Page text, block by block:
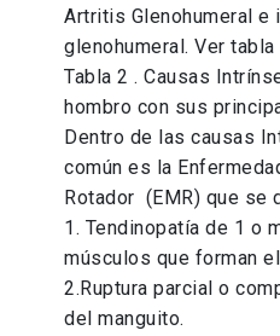
Artritis Glenohumeral e
glenohumeral. Ver
Tabla 2 . Causas
hombro con sus
Dentro de las causas
común es la
Rotador (EMR) que se
1. Tendinopatía de 1 o
músculos que forman
2.Ruptura parcial o
del manguito.